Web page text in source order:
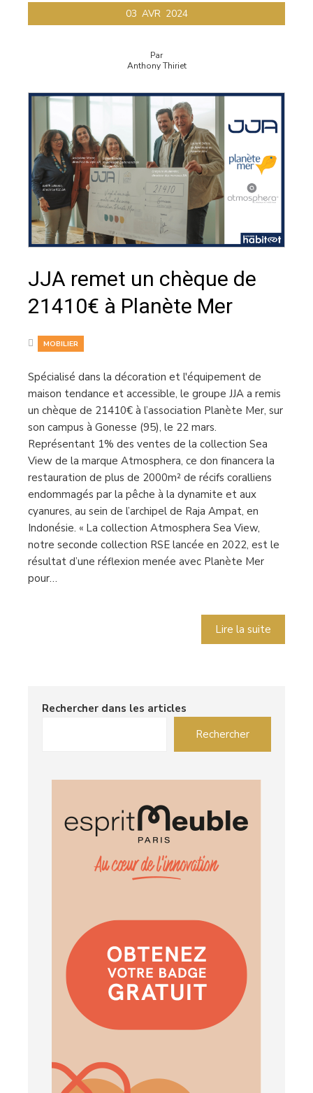
03 AVR 2024
Par
Anthony Thiriet
JJA remet un chèque de
21410€ à Planète Mer
MOBILIER
Spécialisé dans la décoration et l'équipement de
maison tendance et accessible, le groupe JJA a remis
un chèque de 21410€ à l’association Planète Mer, sur
son campus à Gonesse (95), le 22 mars.
Représentant 1% des ventes de la collection Sea
View de la marque Atmosphera, ce don financera la
restauration de plus de 2000m² de récifs coralliens
endommagés par la pêche à la dynamite et aux
cyanures, au sein de l’archipel de Raja Ampat, en
Indonésie. « La collection Atmosphera Sea View,
notre seconde collection RSE lancée en 2022, est le
résultat d’une réflexion menée avec Planète Mer
pour…
Lire la suite
Rechercher dans les articles
Rechercher